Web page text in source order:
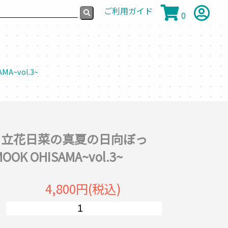
ご利用ガイド 0
花日菜の真夏の日向ぼっ
OHISAMA~vol.3~
4,800円(税込)